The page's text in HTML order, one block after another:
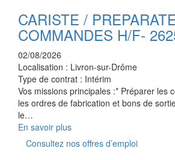
CARISTE /
COMMANDES H/F-
02/08/2026
Localisation : Livron-sur-Drôme
Type de contrat : Intérim
Vos missions principales :* Préparer les
les ordres de fabrication et bons de
le…
En savoir plus
Consultez nos offres d’emploi